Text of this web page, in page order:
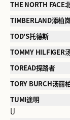
THE NORTH FACE
TIMBERLAND添柏岚
TOD'S托德斯
TOMMY HILFIGER
TOREAD探路者
TORY BURCH汤丽
TUMI途明
U